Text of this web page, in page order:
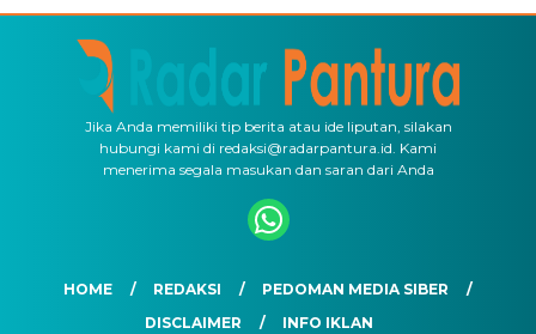
Jika Anda memiliki tip berita atau ide liputan, silakan
hubungi kami di redaksi@radarpantura.id. Kami
menerima segala masukan dan saran dari Anda
HOME REDAKSI
PEDOMAN MEDIA SIBER
DISCLAIMER
INFO IKLAN